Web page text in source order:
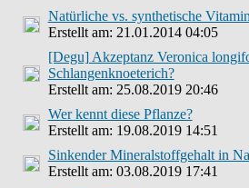
Natürliche vs. synthetische
Erstellt am: 21.01.2014 04:05
[Degu] Akzeptanz Veronica
Schlangenknoeterich?
Erstellt am: 25.08.2019 20:46
Wer kennt diese Pflanze?
Erstellt am: 19.08.2019 14:51
Sinkender Mineralstoffgehalt in
Erstellt am: 03.08.2019 17:41